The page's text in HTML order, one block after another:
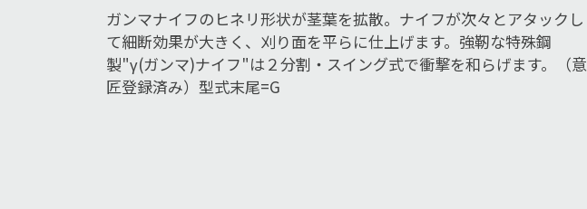
ガンマナイフのヒネリ形状が茎葉を拡散。ナイフが次々とアタックし
て細断効果が大きく、刈り面を平らに仕上げます。強靭な特殊鋼
製"γ(ガンマ)ナイフ"は２分割・スイング式で衝撃を和らげます。（意
匠登録済み）型式末尾=G